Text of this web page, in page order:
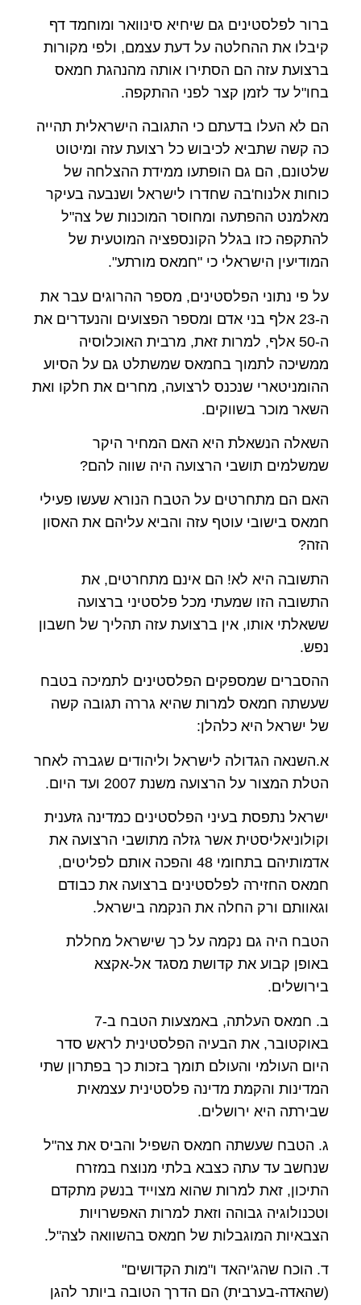
ברור לפלסטינים גם שיחיא סינוואר ומוחמד דף
קיבלו את ההחלטה על דעת עצמם, ולפי מקורות
ברצועת עזה הם הסתירו אותה מהנהגת חמאס
בחו"ל עד לזמן קצר לפני ההתקפה.
הם לא העלו בדעתם כי התגובה הישראלית תהייה
כה קשה שתביא לכיבוש כל רצועת עזה ומיטוט
שלטונם, הם גם הופתעו ממידת ההצלחה של
כוחות אלנוח'בה שחדרו לישראל ושנבעה בעיקר
מאלמנט ההפתעה ומחוסר המוכנות של צה"ל
להתקפה כזו בגלל הקונספציה המוטעית של
המודיעין הישראלי כי "חמאס מורתע".
על פי נתוני הפלסטינים, מספר ההרוגים עבר את
ה-23 אלף בני אדם ומספר הפצועים והנעדרים את
ה-50 אלף, למרות זאת, מרבית האוכלוסיה
ממשיכה לתמוך בחמאס שמשתלט גם על הסיוע
ההומניטארי שנכנס לרצועה, מחרים את חלקו ואת
השאר מוכר בשווקים.
השאלה הנשאלת היא האם המחיר היקר
שמשלמים תושבי הרצועה היה שווה להם?
האם הם מתחרטים על הטבח הנורא שעשו פעילי
חמאס בישובי עוטף עזה והביא עליהם את האסון
הזה?
התשובה היא לא! הם אינם מתחרטים, את
התשובה הזו שמעתי מכל פלסטיני ברצועה
ששאלתי אותו, אין ברצועת עזה תהליך של חשבון
נפש.
ההסברים שמספקים הפלסטינים לתמיכה בטבח
שעשתה חמאס למרות שהיא גררה תגובה קשה
של ישראל היא כלהלן:
א.השנאה הגדולה לישראל וליהודים שגברה לאחר
הטלת המצור על הרצועה משנת 2007 ועד היום.
ישראל נתפסת בעיני הפלסטינים כמדינה גזענית
וקולוניאליסטית אשר גזלה מתושבי הרצועה את
אדמותיהם בתחומי 48 והפכה אותם לפליטים,
חמאס החזירה לפלסטינים ברצועה את כבודם
וגאוותם ורק החלה את הנקמה בישראל.
הטבח היה גם נקמה על כך שישראל מחללת
באופן קבוע את קדושת מסגד אל-אקצא
בירושלים.
ב. חמאס העלתה, באמצעות הטבח ב-7
באוקטובר, את הבעיה הפלסטינית לראש סדר
היום העולמי והעולם תומך בזכות כך בפתרון שתי
המדינות והקמת מדינה פלסטינית עצמאית
שבירתה היא ירושלים.
ג. הטבח שעשתה חמאס השפיל והביס את צה"ל
שנחשב עד עתה כצבא בלתי מנוצח במזרח
התיכון, זאת למרות שהוא מצוייד בנשק מתקדם
וטכנולוגיה גבוהה וזאת למרות האפשרויות
הצבאיות המוגבלות של חמאס בהשוואה לצה"ל.
ד. הוכח שהג'יהאד ו"מות הקדושים"
(שהאדה-בערבית) הם הדרך הטובה ביותר להגן